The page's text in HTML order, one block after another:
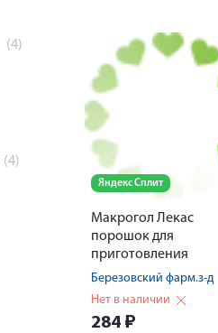
(4)
(4)
Яндекс Сплит
Макрогол Лекас
порошок для
приготовления
раствора для приема
Березовский фарм.з-д
Нет в наличии
284 ₽